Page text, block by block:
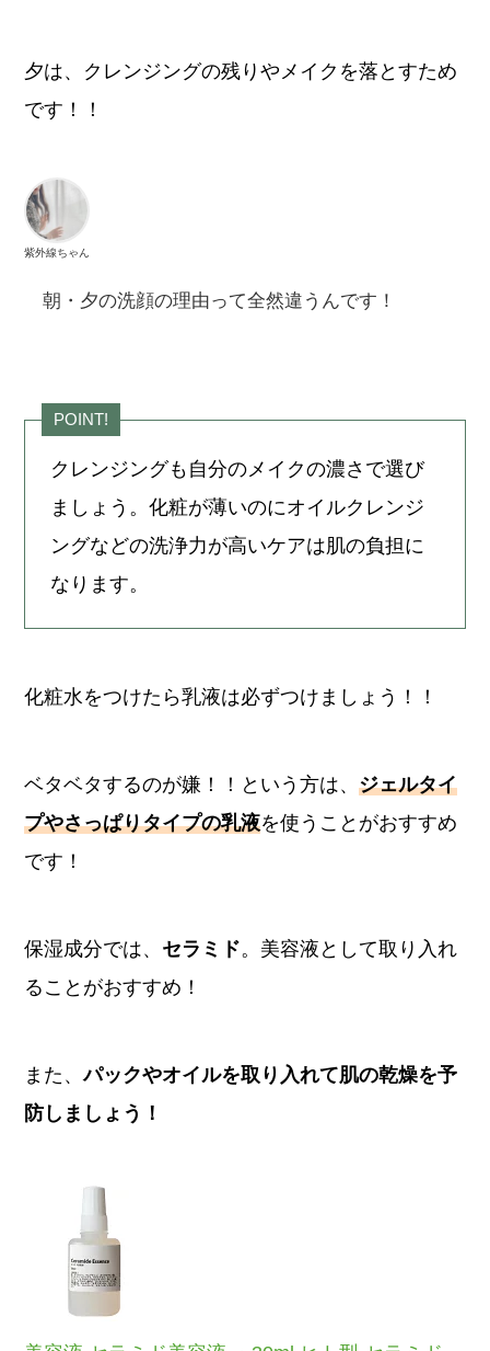
夕は、クレンジングの残りやメイクを落とすため
です！！
紫外線ちゃん
朝・夕の洗顔の理由って全然違うんです！
POINT!
クレンジングも自分のメイクの濃さで選び
ましょう。化粧が薄いのにオイルクレンジ
ングなどの洗浄力が高いケアは肌の負担に
なります。
化粧水をつけたら乳液は必ずつけましょう！！
ベタベタするのが嫌！！という方は、ジェルタイ
プやさっぱりタイプの乳液を使うことがおすすめ
です！
保湿成分では、 セラミド。美容液として取り入れ
ることがおすすめ！
また、パックやオイルを取り入れて肌の乾燥を予
防しましょう！